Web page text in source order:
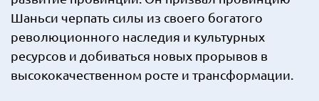
Шаньси черпать силы из своего богатого
революционного наследия и культурных
ресурсов и добиваться новых прорывов в
высококачественном росте и трансформации.